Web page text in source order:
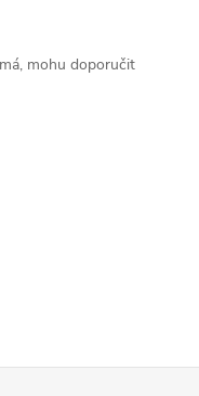
mohu doporučit